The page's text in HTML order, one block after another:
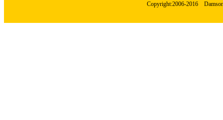
Copyright:2006-2016